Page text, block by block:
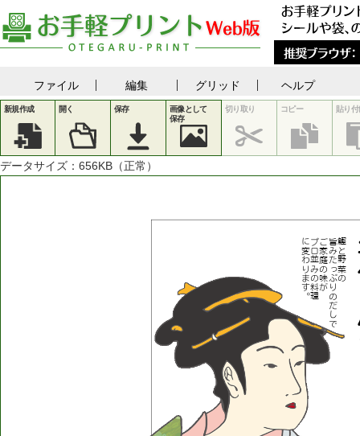
ファイル 編集 グリッド ヘルプ
新規作成 開く 保存
画像として
保存
切り取り コピー 貼り付
データサイズ： 656KB（正常）
鰹
と
野
菜
の
旨
み
た
っ
ぷ
り
の
だ
し
で
ご
家
庭
の
味
が
プ
ロ
並
み
の
料
理
に
変
わ
り
ま
す
。